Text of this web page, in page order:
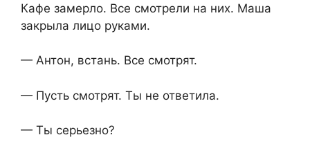
Кафе замерло. Все смотрели на них. Маша
закрыла лицо руками.
— Антон, встань. Все смотрят.
— Пусть смотрят. Ты не ответила.
— Ты серьезно?